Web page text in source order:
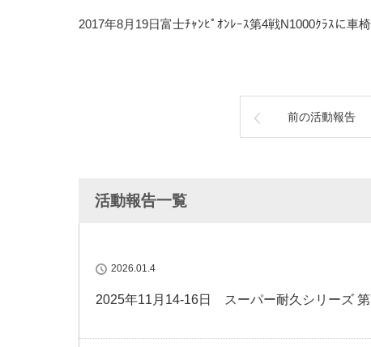
2017年8月19日富士ﾁｬﾝﾋﾟｵﾝﾚｰｽ第4戦N1000ｸﾗｽに車
前の活動報告
活動報告一覧
2026.01.4
2025年11月14-16日 スーパー耐久シリーズ 第